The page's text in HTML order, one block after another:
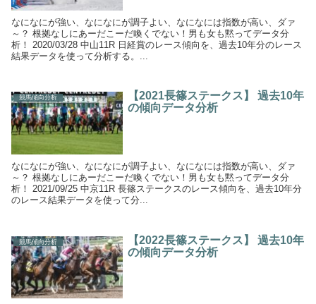
なになにが強い、なになにが調子よい、なになには指数が高い、ダァ
～？ 根拠なしにあーだこーだ喚くでない！男も女も黙ってデータ分
析！ 2020/03/28 中山11R 日経賞のレース傾向を、過去10年分のレース
結果データを使って分析する。...
競馬傾向分析
【2021長篠ステークス】 過去10年
の傾向データ分析
なになにが強い、なになにが調子よい、なになには指数が高い、ダァ
～？ 根拠なしにあーだこーだ喚くでない！男も女も黙ってデータ分
析！ 2021/09/25 中京11R 長篠ステークスのレース傾向を、過去10年分
のレース結果データを使って分...
競馬傾向分析
【2022長篠ステークス】 過去10年
の傾向データ分析